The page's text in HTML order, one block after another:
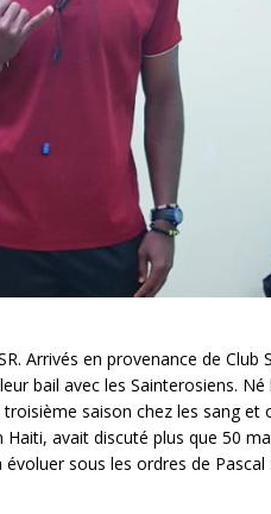
Arrivés en provenance de Club
bail avec les Sainterosiens.
saison chez les sang et
Haiti, avait discuté plus que 50
sous les ordres de Pascal